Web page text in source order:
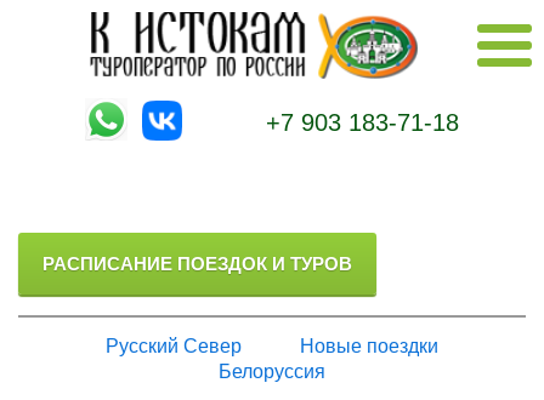
+7 903 183-71-18
РАСПИСАНИЕ ПОЕЗДОК И ТУРОВ
Русский Север
Новые поездки
Белоруссия